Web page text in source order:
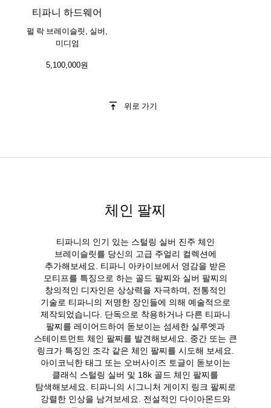
티파니 하드웨어
펄 락 브레이슬릿, 실버,
미디엄
5,100,000원
위로 가기
체인 팔찌
티파니의 인기 있는 스털링 실버 진주 체인
브레이슬릿를 당신의 고급 주얼리 컬렉션에
추가해보세요. 티파니 아카이브에서 영감을 받은
모티프를 특징으로 하는 골드 팔찌와 실버 팔찌의
창의적인 디자인은 상상력을 자극하며, 전통적인
기술로 티파니의 저명한 장인들에 의해 예술적으로
제작되었습니다. 단독으로 착용하거나 다른 티파니
팔찌를 레이어드하여 돋보이는 섬세한 실루엣과
스테이트먼트 체인 팔찌를 발견해보세요. 중간 또는 큰
링크가 특징인 조각 같은 체인 팔찌를 시도해 보세요.
아이코닉한 태그 또는 오버사이즈 토글이 돋보이는
클래식 스털링 실버 및 18k 골드 체인 팔찌를
탐색해보세요. 티파니의 시그니처 게이지 링크 팔찌로
강렬한 인상을 남겨보세요. 전설적인 다이아몬드와